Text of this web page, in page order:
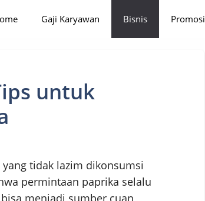
Gaji Karyawan Bisnis Promosi
untuk
tidak lazim dikonsumsi
permintaan paprika selalu
menjadi sumber cuan